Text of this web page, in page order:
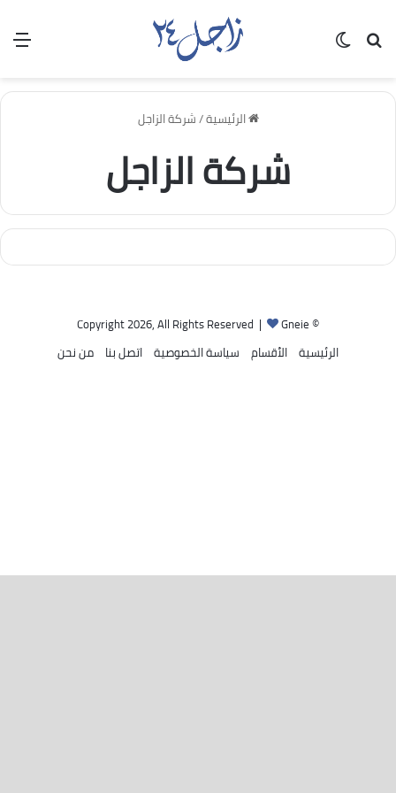
بحث عن
الرئيسية/شركة الزاجل
شركة الزاجل
© Copyright 2026, All Rights Reserved |
Gneie
الرئيسية الأقسام سياسة الخصوصية اتصل بنا من نحن